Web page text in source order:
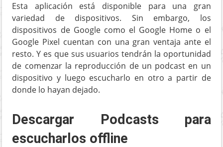
Esta aplicación está disponible para una gran
variedad de dispositivos. Sin embargo, los
dispositivos de Google como el Google Home o el
Google Pixel cuentan con una gran ventaja ante el
resto. Y es que sus usuarios tendrán la oportunidad
de comenzar la reproducción de un podcast en un
dispositivo y luego escucharlo en otro a partir de
donde lo hayan dejado.
Descargar Podcasts para
escucharlos offline